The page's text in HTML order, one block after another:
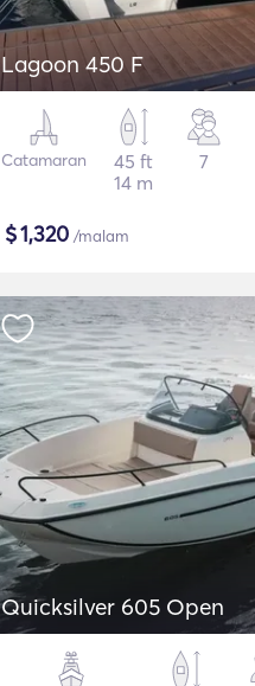
Lagoon 450 F
Catamaran
45 ft
14 m
7
$1,320 /malam
Quicksilver 605 Open